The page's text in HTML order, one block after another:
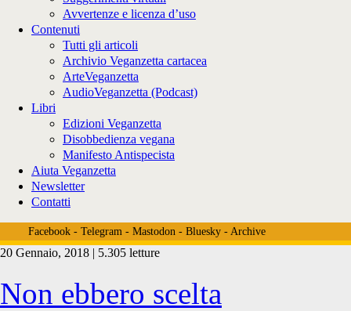
Avvertenze e licenza d’uso
Contenuti
Tutti gli articoli
Archivio Veganzetta cartacea
ArteVeganzetta
AudioVeganzetta (Podcast)
Libri
Edizioni Veganzetta
Disobbedienza vegana
Manifesto Antispecista
Aiuta Veganzetta
Newsletter
Contatti
Facebook- Telegram- Mastodon- Bluesky- Archive
Tag:
20 Gennaio, 2018 | 5.305 letture
Non ebbero scelta